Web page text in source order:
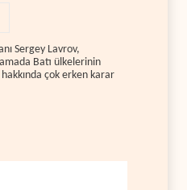
Sergey Lavrov,
Batı ülkelerinin
çok erken karar